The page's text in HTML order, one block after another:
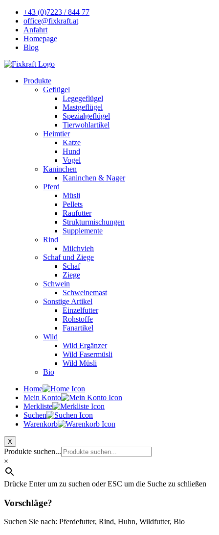
+43 (0)7223 / 844 77
office@fixkraft.at
Anfahrt
Homepage
Blog
Produkte
Geflügel
Legegeflügel
Mastgeflügel
Spezialgeflügel
Tierwohlartikel
Heimtier
Katze
Hund
Vogel
Kaninchen
Kaninchen & Nager
Pferd
Müsli
Pellets
Raufutter
Strukturmischungen
Supplemente
Rind
Milchvieh
Schaf und Ziege
Schaf
Ziege
Schwein
Schweinemast
Sonstige Artikel
Einzelfutter
Rohstoffe
Fanartikel
Wild
Wild Ergänzer
Wild Fasermüsli
Wild Müsli
Bio
Home
Mein Konto
Merkliste
Suchen
Warenkorb
X
Produkte suchen...
×
Drücke Enter um zu suchen oder ESC um die Suche zu schließen
Vorschläge?
Suchen Sie nach: Pferdefutter, Rind, Huhn, Wildfutter, Bio